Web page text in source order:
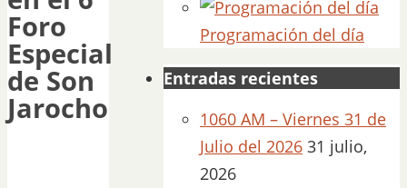
Foro
Especial
de Son
Jarocho
Programación del día
Entradas recientes
1060 AM – Viernes 31 de
Julio del 2026 31 julio,
2026